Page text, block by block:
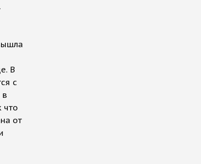
В
с
в
что
от